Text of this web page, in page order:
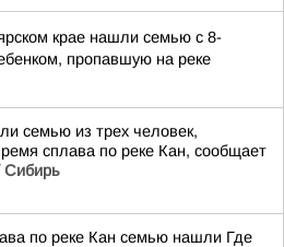
крае нашли семью с 8-
пропавшую на реке
семью из трех человек,
сплава по реке Кан, сообщает
по реке Кан семью нашли Где